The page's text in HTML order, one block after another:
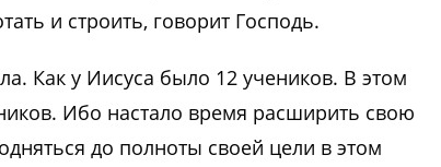
и строить, говорит Господь.
Как у Иисуса было 12 учеников. В этом
Ибо настало время расширить свою
до полноты своей цели в этом